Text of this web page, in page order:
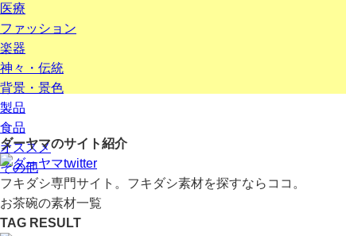
医療
ファッション
楽器
神々・伝統
背景・景色
製品
食品
オススメ
その他
ダーヤマのサイト紹介
フキダシ専門サイト。フキダシ素材を探すならココ。
お茶碗の素材一覧
TAG RESULT